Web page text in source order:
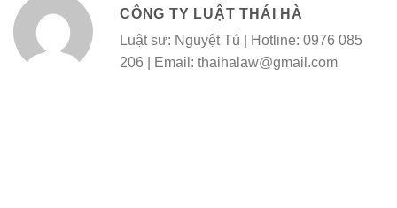
CÔNG TY LUẬT THÁI HÀ
Luật sư: Nguyệt Tú | Hotline: 0976 085
206 | Email: thaihalaw@gmail.com